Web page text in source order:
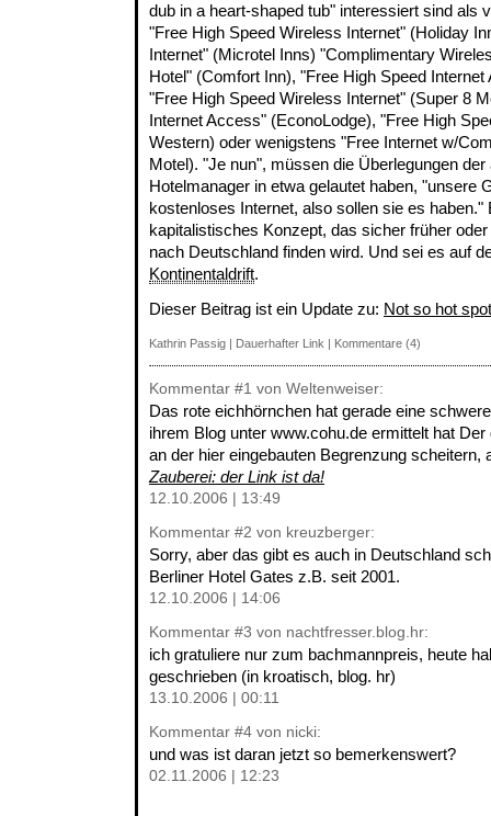
dub in a heart-shaped tub" interessiert sind als
"Free High Speed Wireless Internet" (Holiday
Internet" (Microtel Inns) "Complimentary
Hotel" (Comfort Inn), "Free High Speed
"Free High Speed Wireless Internet" (Super 8
Internet Access" (EconoLodge), "Free High
Western) oder wenigstens "Free Internet w/
Motel). "Je nun", müssen die Überlegungen
Hotelmanager in etwa gelautet haben, "unsere
kostenloses Internet, also sollen sie es haben."
kapitalistisches Konzept, das sicher früher
nach Deutschland finden wird. Und sei es auf
Kontinentaldrift.
Dieser Beitrag ist ein Update zu: Not so hot
Kathrin Passig | Dauerhafter Link | Kommentare (4)
Kommentar #1 von Weltenweiser:
Das rote eichhörnchen hat gerade eine
ihrem Blog unter www.cohu.de ermittelt hat
an der hier eingebauten Begrenzung scheitern,
Zauberei: der Link ist da!
12.10.2006 | 13:49
Kommentar #2 von kreuzberger:
Sorry, aber das gibt es auch in Deutschland
Berliner Hotel Gates z.B. seit 2001.
12.10.2006 | 14:06
Kommentar #3 von nachtfresser.blog.hr:
ich gratuliere nur zum bachmannpreis, heute
geschrieben (in kroatisch, blog. hr)
13.10.2006 | 00:11
Kommentar #4 von nicki:
und was ist daran jetzt so bemerkenswert?
02.11.2006 | 12:23